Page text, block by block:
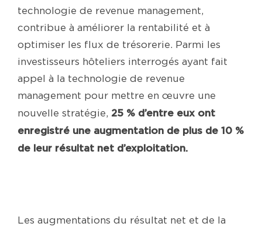
technologie de revenue management,
contribue à améliorer la rentabilité et à
optimiser les flux de trésorerie. Parmi les
investisseurs hôteliers interrogés ayant fait
appel à la technologie de revenue
management pour mettre en œuvre une
nouvelle stratégie, 25 % d’entre eux ont
enregistré une augmentation de plus de 10 %
de leur résultat net d’exploitation.
Les augmentations du résultat net et de la